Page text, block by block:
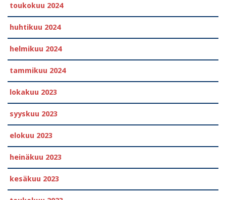
toukokuu 2024
huhtikuu 2024
helmikuu 2024
tammikuu 2024
lokakuu 2023
syyskuu 2023
elokuu 2023
heinäkuu 2023
kesäkuu 2023